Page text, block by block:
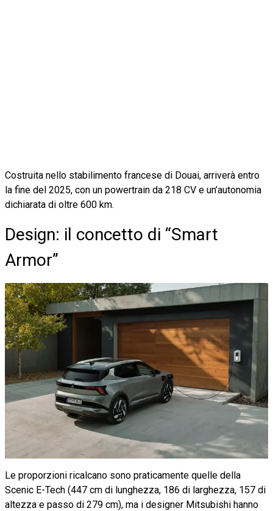
Costruita nello stabilimento francese di Douai, arriverà entro
la fine del 2025, con un powertrain da 218 CV e un’autonomia
dichiarata di oltre 600 km.
Design: il concetto di “Smart
Armor”
Le proporzioni ricalcano sono praticamente quelle della
Scenic E-Tech (447 cm di lunghezza, 186 di larghezza, 157 di
altezza e passo di 279 cm), ma i designer Mitsubishi hanno